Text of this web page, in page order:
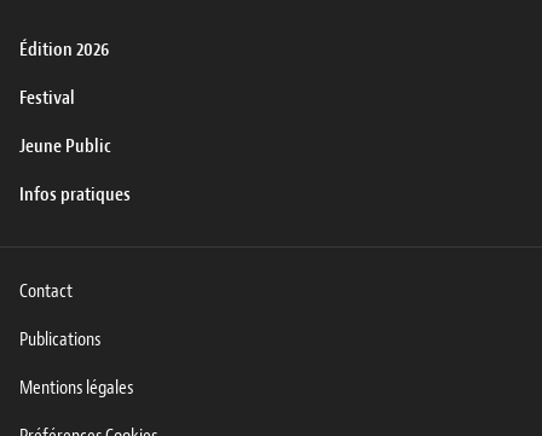
Édition 2026
Festival
Jeune Public
Infos pratiques
Contact
Publications
Mentions légales